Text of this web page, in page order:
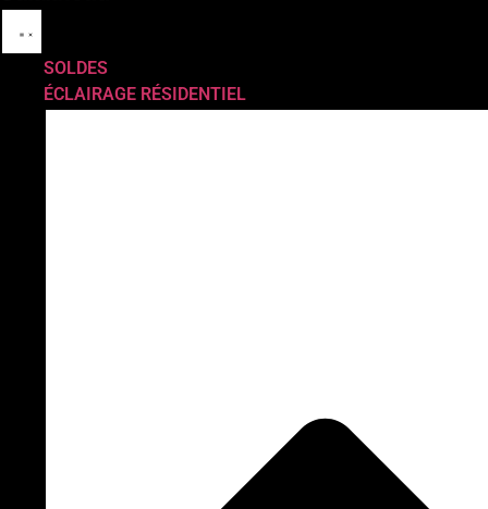
SOLDES
ÉCLAIRAGE RÉSIDENTIEL